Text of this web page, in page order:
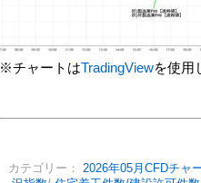
※チャートはTradingViewを使用
カテゴリー： 2026年05月CFDチャ